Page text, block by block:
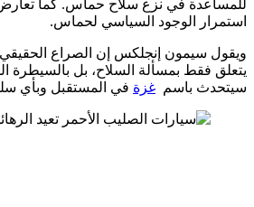
للمساعدة في نزع سلاح حماس. كما تعارض
استمرار الوجود السياسي لحماس.
ويقول سيمون إنجلكس إن الصراع الحقيقي
يتعلق فقط بمسألة السلاح، بل بالسيطرة
سيتحدث باسم غزة في المستقبل وبأي